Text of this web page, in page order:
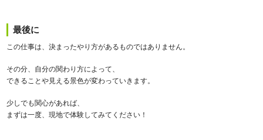
最後に
この仕事は、決まったやり方があるものではありません。
その分、自分の関わり方によって、
できることや見える景色が変わっていきます。
少しでも関心があれば、
まずは一度、現地で体験してみてください！